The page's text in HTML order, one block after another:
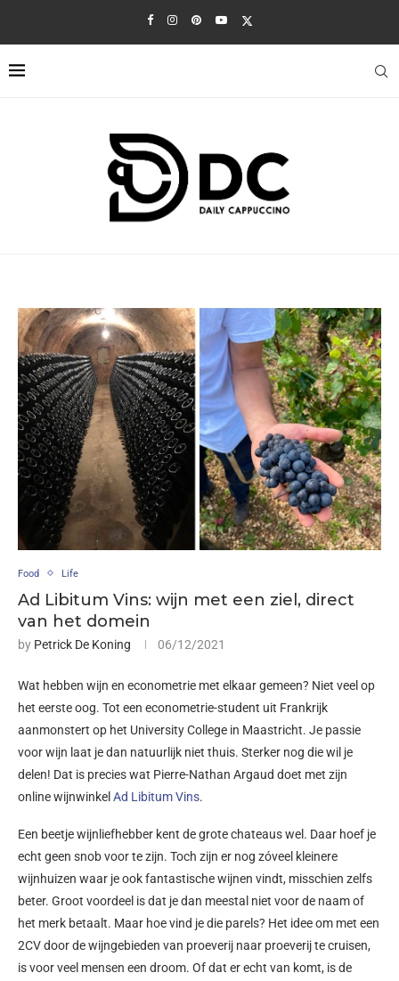
Food Life
Ad Libitum Vins: wijn met een ziel, direct
van het domein
by Petrick De Koning 06/12/2021
Wat hebben wijn en econometrie met elkaar gemeen? Niet veel op
het eerste oog. Tot een econometrie-student uit Frankrijk
aanmonstert op het University College in Maastricht. Je passie
voor wijn laat je dan natuurlijk niet thuis. Sterker nog die wil je
delen! Dat is precies wat Pierre-Nathan Argaud doet met zijn
online wijnwinkelAd Libitum Vins.
Een beetje wijnliefhebber kent de grote chateaus wel. Daar hoef je
echt geen snob voor te zijn. Toch zijn er nog zóveel kleinere
wijnhuizen waar je ook fantastische wijnen vindt, misschien zelfs
beter. Groot voordeel is dat je dan meestal niet voor de naam of
het merk betaalt. Maar hoe vind je die parels? Het idee om met een
2CV door de wijngebieden van proeverij naar proeverij te cruisen,
is voor veel mensen een droom. Of dat er echt van komt, is de